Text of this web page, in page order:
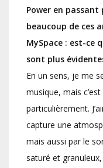
Power en passant
beaucoup de ces
MySpace : est-ce
sont plus
En un sens, je me
musique, mais
particulièrement.
capture une
mais aussi par le
saturé et granuleux,